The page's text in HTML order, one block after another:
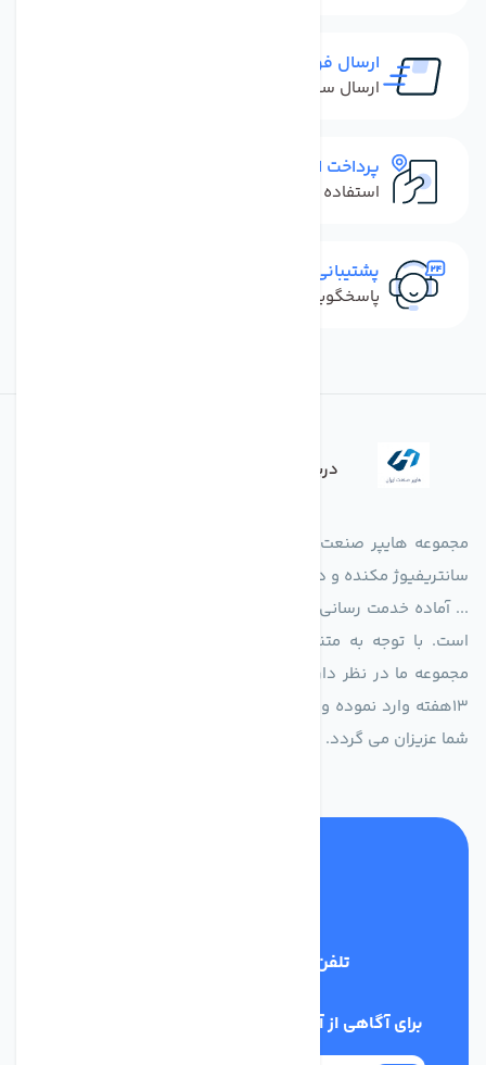
ارسال فوری
ارسال سفارش در کمترین زمان ممکن
پرداخت امن
استفاده از روش‌های پرداخت امن
پشتیبانی سریع
پاسخگویی سریع به تماس‌ها و پیام‌ها
درباره فروشگاه
مجموعه هایپر صنعت ایران در امر تولید و واردات انواع فن های
سانتریفیوژ مکنده و دمنده آکسیال، سقفی، بین کانالی، مرغداری و
... آماده خدمت رسانی به شرکت های تولیدی، صنعتی و ساختمانی
است. با توجه به متنوع بودن فن های تولیدی کمپانی اروپایی
مجموعه ما در نظر دارد کالاهای تخصصی شما عزیزان رو در صرف
13هفته وارد نموده و این عمر باعث صرفه جویی در هزینه و زمان
شما عزیزان می گردد.
تلفن پشتیبانی
برای آگاهی از آخرین اخبار در خبرنامه ما عضو شوید